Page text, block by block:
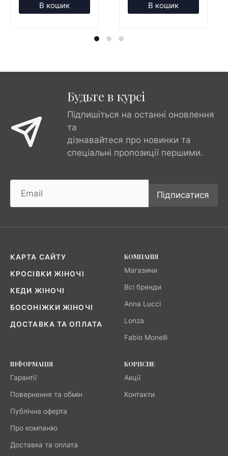
В кошик В кошик
Будьте в курсі
Підпишіться на останні оновлення
та
дізнавайтеся про новинки та
спеціальні пропозиції першими.
Підписатися
КАРТА САЙТУ
КРОСІВКИ ЖІНОЧІ
КЕДИ ЖІНОЧІ
БОСОНІЖКИ ЖІНОЧІ
ДОСТАВКА ТА ОПЛАТА
КОМПАНІЯ
Магазини
Всі бренди
Anna Lucci
Lonza
Fabio Monelli
ІНФОРМАЦІЯ
Гарантії
Повернення та обмін
Публічна оферта
Про компанію
Доставка та оплата
КОРИСНЕ
Акції
Контакти